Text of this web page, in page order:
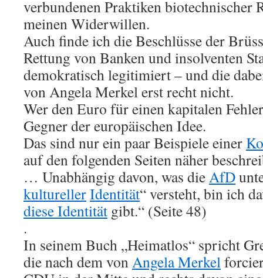
verbundenen Praktiken biotechnischer
meinen Widerwillen.
Auch finde ich die Beschlüsse der
Rettung von Banken und insolventen
demokratisch legitimiert – und die
von Angela Merkel erst recht nicht.
Wer den Euro für einen kapitalen
Gegner der europäischen Idee.
Das sind nur ein paar Beispiele einer
auf den folgenden Seiten näher
… Unabhängig davon, was dieAfD
kulturellerIdentität“ versteht, bin ich
diese Identität gibt.“ (Seite 48)
.
In seinem Buch „Heimatlos“ spricht
die nach dem vonAngela Merkel